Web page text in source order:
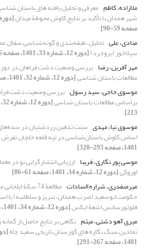
ملازاده، کاظم معرفی و تحلیل یافته های باستان
شهر همدان با تأکید بر نتایج کاوش محوطۀ میدان
صفحه 59-90]
منادی، علی تحلیل، طبقه‌بندی و گونه‌شناسی
سیلاخور (بروجرد)[دوره 12، شماره 33، 1401، صفحه 65-87]
مهر آفرین، رضا بررسی وضعیت دشت فراهان در
مطالعات باستان شناسی[دوره 12، شماره 32، 1401، صفحه 189-213]
موسوی حاجی، سید رسول بررسی وضعیت دشت
براساس مطالعات باستان شناسی
213]
موسوی نیا، مهدی سنت تدفین زردشتیان در سده‌های
اساس کاوش باستان‌شناسی در تپه قلعه خلچان تفرش
1401، صفحه 293-320]
موسی پور نگاری، فریبا ارزیابی انتشارگرایی نو در
اوروکی[دوره 12، شماره 34، 1401، صفحه 61-86]
میرصفدری، شراره السادات
مطالعۀ 74 سکۀ
حکومت ابوسعید (ضرب همدان، تبریز و سلطانیه) با
فلوئورسانس اشعۀ ایکس[دوره 12، شماره 34، 1401، صفحه 271-293]
میری آهو دشتی، میثم نگاهی بر نتایج حاصل از
نمادین سنگ نگاره های گورستان تاریخی سفید چاه
1401، صفحه 267-291]